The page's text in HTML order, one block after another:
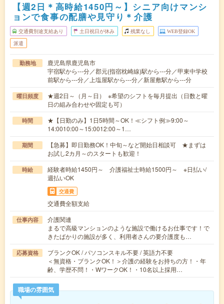
【週2日＊高時給1450円～】シニア向けマンシ
ョンで食事の配膳や見守り＊介護
交通費別途支給あり 土日祝日が休み 残業なし WEB登録OK
派遣
勤務地
鹿児島県鹿児島市
宇宿駅から---分／郡元(指宿枕崎線)駅から---分／甲東中学校
前駅から---分／上塩屋駅から---分／新屋敷駅から---分
曜日頻度
★週2日～（月～日） ※希望のシフトを毎月提出（日数と曜
日の組み合わせや固定も可）
時間
★【日勤のみ】1日5時間～OK！≪シフト例≫9:00～
14:0010:00～15:0012:00～1…
期間
【急募】即日勤務OK！中旬～など開始日相談可 ★まずは
お試し2カ月～のスタートも歓迎！
時給
経験者時給1450円～ 介護福祉士時給1500円～ ※日払い/
週払いOK
交通費
交通費全額支給
仕事内容
介護関連
まるで高級マンションのような施設で働けるお仕事です！で
きたばかりの施設が多く、利用者さんの要介護度も…
応募資格
ブランクOK / パソコンスキル不要 / 英語力不要
＜無資格・ブランクOK！＞介護の経験をお持ちの方！・年
齢、学歴不問！・WワークOK！・10名以上採用…
職場の雰囲気